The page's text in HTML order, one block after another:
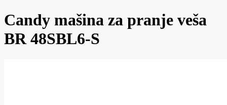
Candy mašina za pranje veša
BR 48SBL6-S